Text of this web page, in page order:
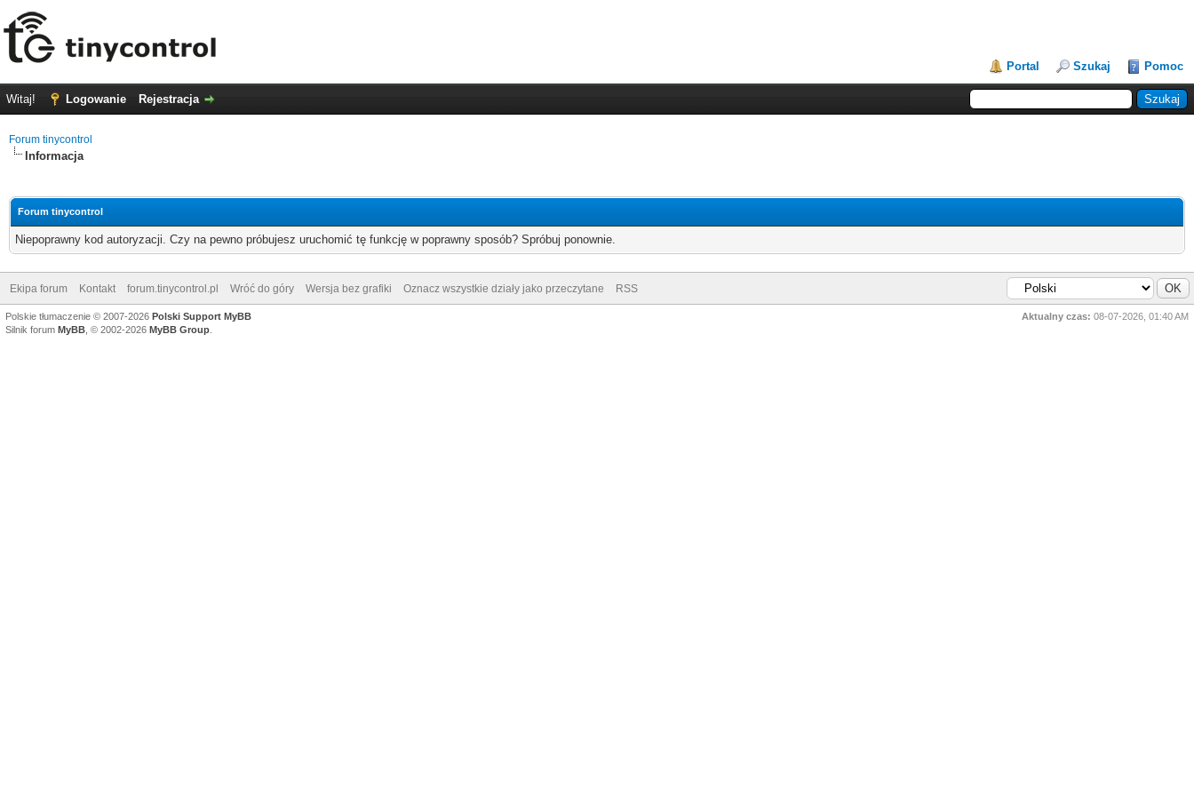
Portal Szukaj Pomoc
Witaj! Logowanie Rejestracja
Forum tinycontrol
Informacja
Forum tinycontrol
Niepoprawny kod autoryzacji. Czy na pewno próbujesz uruchomić tę funkcję w poprawny sposób? Spróbuj ponownie.
Ekipa forum Kontakt forum.tinycontrol.pl Wróć do góry Wersja bez grafiki Oznacz wszystkie działy jako przeczytane RSS
Aktualny czas: 08-07-2026, 01:40 AM
Polskie tłumaczenie © 2007-2026 Polski Support MyBB
Silnik forum MyBB , © 2002-2026 MyBB Group